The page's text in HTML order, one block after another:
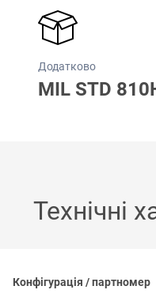
Додатково
MIL STD
Технічні
Конфігурація / партномер